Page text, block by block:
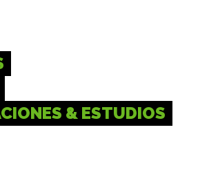
& ESTUDIOS